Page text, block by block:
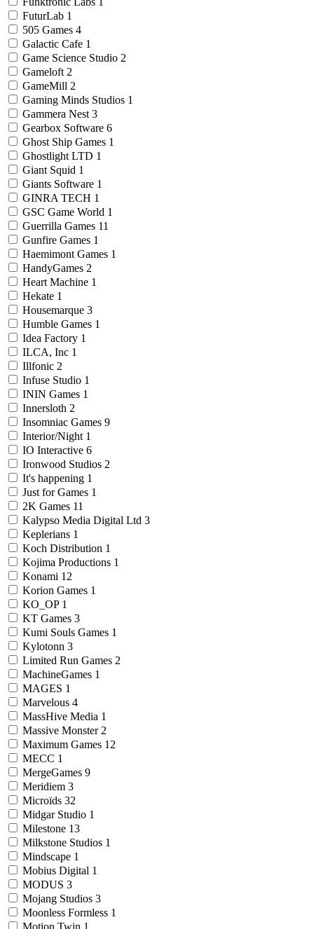
FuturLab 1
505 Games 4
Galactic Cafe 1
Game Science Studio 2
Gameloft 2
GameMill 2
Gaming Minds Studios 1
Gammera Nest 3
Gearbox Software 6
Ghost Ship Games 1
Ghostlight LTD 1
Giant Squid 1
Giants Software 1
GINRA TECH 1
GSC Game World 1
Guerrilla Games 11
Gunfire Games 1
Haemimont Games 1
HandyGames 2
Heart Machine 1
Hekate 1
Housemarque 3
Humble Games 1
Idea Factory 1
ILCA, Inc 1
Illfonic 2
Infuse Studio 1
ININ Games 1
Innersloth 2
Insomniac Games 9
Interior/Night 1
IO Interactive 6
Ironwood Studios 2
It's happening 1
Just for Games 1
2K Games 11
Kalypso Media Digital Ltd 3
Keplerians 1
Koch Distribution 1
Kojima Productions 1
Konami 12
Korion Games 1
KO_OP 1
KT Games 3
Kumi Souls Games 1
Kylotonn 3
Limited Run Games 2
MachineGames 1
MAGES 1
Marvelous 4
MassHive Media 1
Massive Monster 2
Maximum Games 12
MECC 1
MergeGames 9
Meridiem 3
Microïds 32
Midgar Studio 1
Milestone 13
Milkstone Studios 1
Mindscape 1
Mobius Digital 1
MODUS 3
Mojang Studios 3
Moonless Formless 1
Motion Twin 1